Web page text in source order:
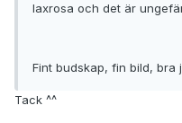
laxrosa och det är
Fint budskap, fin bild, bra
Tack ^^